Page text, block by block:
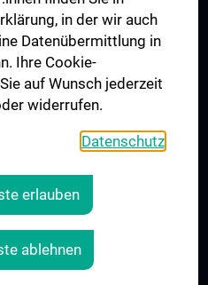
und schlafassoziierte
in der wir auch
Datenübermittlung in
Ihre Cookie-
auf Wunsch jederzeit
widerrufen.
Datenschutz
erlauben
ablehnen